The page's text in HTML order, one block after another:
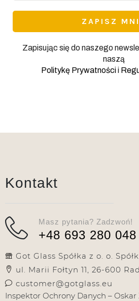
Zapisując się do naszego
naszą
Politykę Prywatnościi
Kontakt
Masz pytania? Zadzwoń!
+48 693 280 048
Got Glass Spółka z o. o.
ul. Marii Fołtyn 11, 26-600
customer@gotglass.eu
Inspektor Ochrony Danych – Oskar